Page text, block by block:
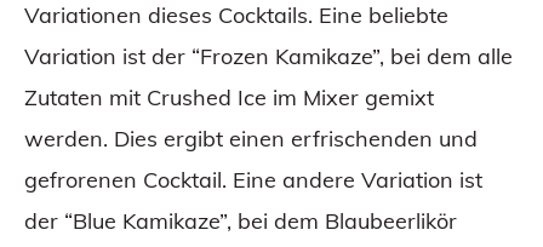
Variationen dieses Cocktails. Eine beliebte
Variation ist der “Frozen Kamikaze”, bei dem alle
Zutaten mit Crushed Ice im Mixer gemixt
werden. Dies ergibt einen erfrischenden und
gefrorenen Cocktail. Eine andere Variation ist
der “Blue Kamikaze”, bei dem Blaubeerlikör